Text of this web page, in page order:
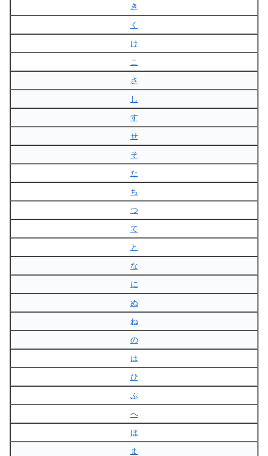
き
く
け
こ
さ
し
す
せ
そ
た
ち
つ
て
と
な
に
ぬ
ね
の
は
ひ
ふ
へ
ほ
ま